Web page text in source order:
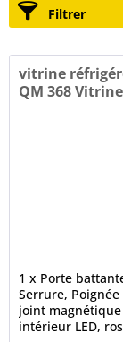
Filtrer
vitrine
QM 368
1 x Porte
Serrure,
joint
intérieur LED,